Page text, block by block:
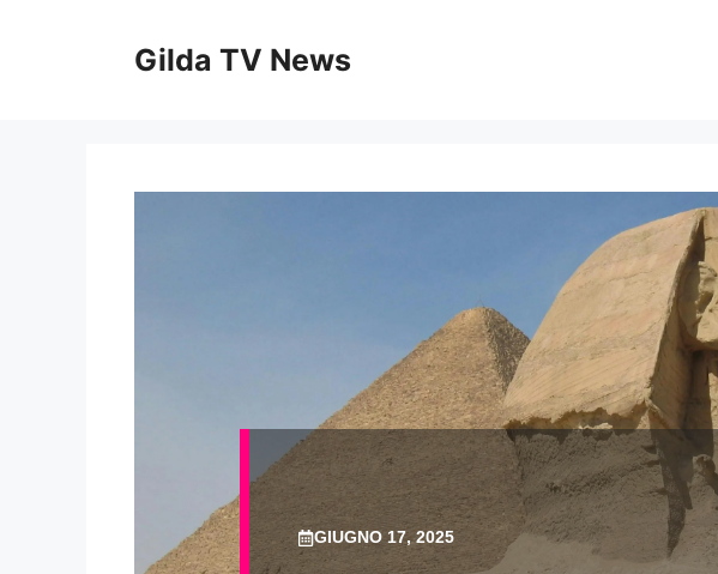
Gilda TV News
GIUGNO 17, 2025